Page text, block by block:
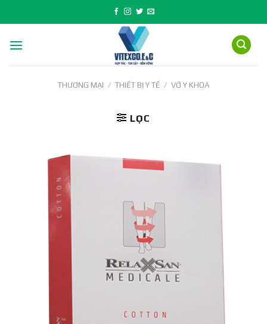
to
THƯƠNG MẠI / THIẾT BỊ Y TẾ / VỚ Y KHOA
LỌC